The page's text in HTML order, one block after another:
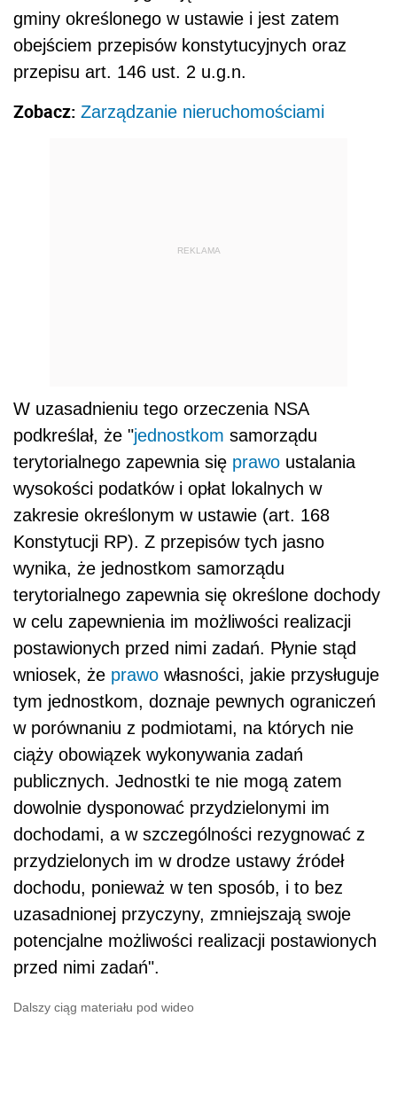
gminy określonego w ustawie i jest zatem
obejściem przepisów konstytucyjnych oraz
przepisu art. 146 ust. 2 u.g.n.
Zobacz: Zarządzanie nieruchomościami
REKLAMA
W uzasadnieniu tego orzeczenia NSA
podkreślał, że "jednostkom samorządu
terytorialnego zapewnia się prawo ustalania
wysokości podatków i opłat lokalnych w
zakresie określonym w ustawie (art. 168
Konstytucji RP). Z przepisów tych jasno
wynika, że jednostkom samorządu
terytorialnego zapewnia się określone dochody
w celu zapewnienia im możliwości realizacji
postawionych przed nimi zadań. Płynie stąd
wniosek, że prawo własności, jakie przysługuje
tym jednostkom, doznaje pewnych ograniczeń
w porównaniu z podmiotami, na których nie
ciąży obowiązek wykonywania zadań
publicznych. Jednostki te nie mogą zatem
dowolnie dysponować przydzielonymi im
dochodami, a w szczególności rezygnować z
przydzielonych im w drodze ustawy źródeł
dochodu, ponieważ w ten sposób, i to bez
uzasadnionej przyczyny, zmniejszają swoje
potencjalne możliwości realizacji postawionych
przed nimi zadań".
Dalszy ciąg materiału pod wideo